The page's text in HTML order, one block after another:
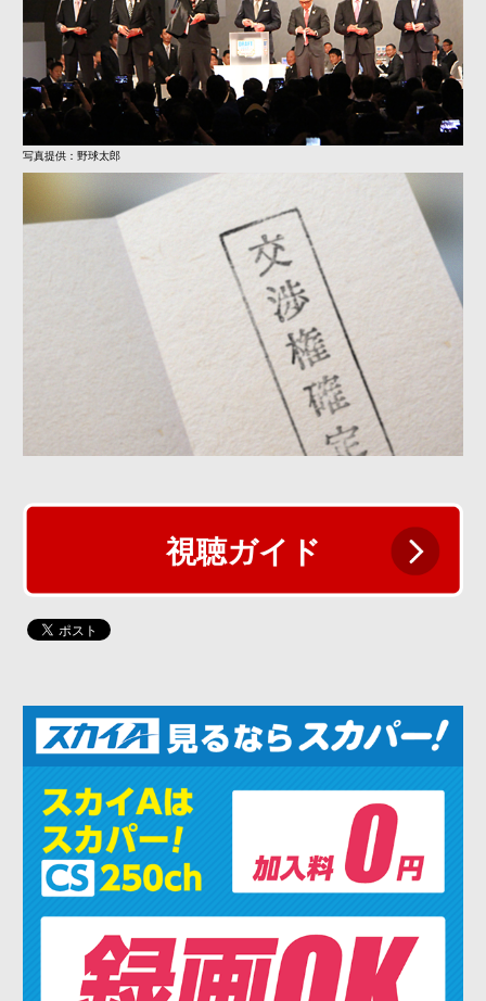
写真提供：野球太郎
視聴ガイド